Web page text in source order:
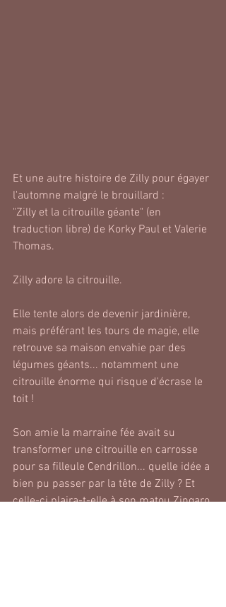
Et une autre histoire de Zilly pour égayer
l'automne malgré le brouillard :
"Zilly et la citrouille géante" (en
traduction libre) de Korky Paul et Valerie
Thomas.
Zilly adore la citrouille.
Elle tente alors de devenir jardinière,
mais préférant les tours de magie, elle
retrouve sa maison envahie par des
légumes géants... notamment une
citrouille énorme qui risque d'écrase le
toit !
Son amie la marraine fée avait su
transformer une citrouille en carrosse
pour sa filleule Cendrillon... quelle idée a
bien pu passer par la tête de Zilly ? Et
celle-ci plaira-t-elle à son matou Zingaro